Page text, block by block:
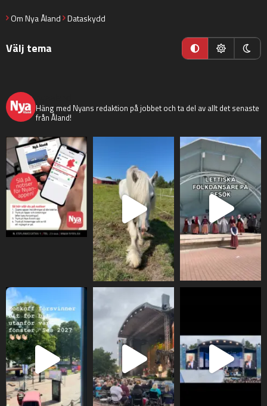
Om Nya Åland Dataskydd
Välj tema
Häng med Nyans redaktion på jobbet och ta del av allt det senaste
från Åland!